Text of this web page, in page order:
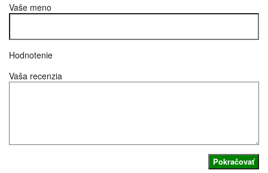
Vaše meno
Hodnotenie
Vaša recenzia
Pokračovať